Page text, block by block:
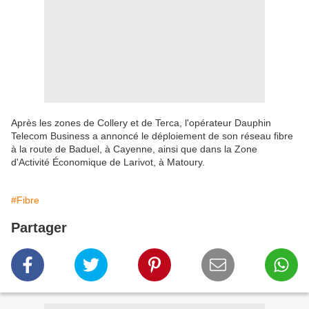
Après les zones de Collery et de Terca, l'opérateur Dauphin
Telecom Business a annoncé le déploiement de son réseau fibre
à la route de Baduel, à Cayenne, ainsi que dans la Zone
d'Activité Économique de Larivot, à Matoury.
#Fibre
Partager